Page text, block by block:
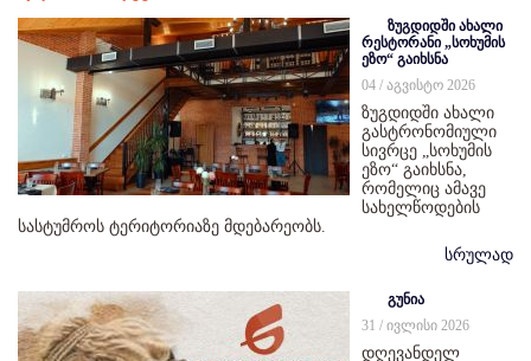
ზუგდიდში ახალი
რესტორანი „სოხუმის
ეზო“ გაიხსნა
04 / აგვისტო 2026
ზუგდიდში ახალი
გასტრონომიული
სივრცე „სოხუმის
ეზო“ გაიხსნა,
რომელიც ამავე
სახელწოდების
სასტუმროს ტერიტორიაზე მდებარეობს.
სრულად
გუნია
31 / ივლისი 2026
დღევანდელ